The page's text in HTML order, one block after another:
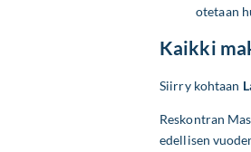
otetaan
Kaikki
Siirry kohtaan
Reskontran
edellisen